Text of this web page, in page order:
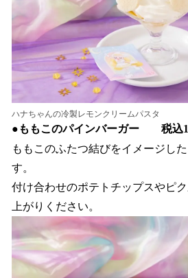
ハナちゃんの冷製レモンクリームパスタ
● ももこのパインバーガー 税込
ももこのふたつ結びをイメージし
す。
付け合わせのポテトチップスやピ
上がりください。